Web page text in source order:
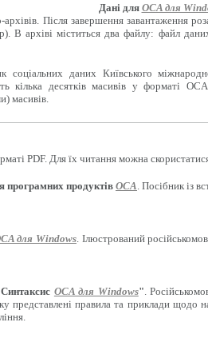
Дані для OCA для
Після завершення завантаження
В архіві міститься два файлу: файл
соціальних даних Київського
кілька десятків масивів у форматі
масивів.
PDF. Для їх читання можна
програмних продуктівOCA. Посібник із
для Windows. Ілюстрований
OCA для Windows".
представлені правила та приклади щодо